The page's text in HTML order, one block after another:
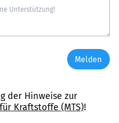
Melden
der Hinweise zur
Kraftstoffe (MTS)!